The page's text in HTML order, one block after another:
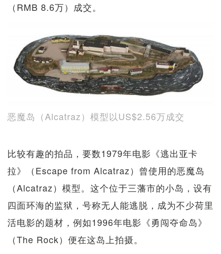
（RMB 8.6万）成交。
恶魔岛（Alcatraz）模型以US$2.56万成交
比较有趣的拍品，要数1979年电影《逃出亚卡
拉》（Escape from Alcatraz）曾使用的恶魔岛
（Alcatraz）模型。这个位于三藩市的小岛，设有
四面环海的监狱，号称无人能逃脱，成为不少荷里
活电影的题材，例如1996年电影《勇闯夺命岛》
（The Rock）便在这岛上拍摄。